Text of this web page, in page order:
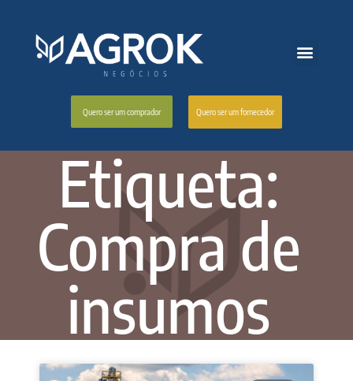
Quero ser um comprador Quero ser um fornecedor
Etiqueta:
Compra de
insumos